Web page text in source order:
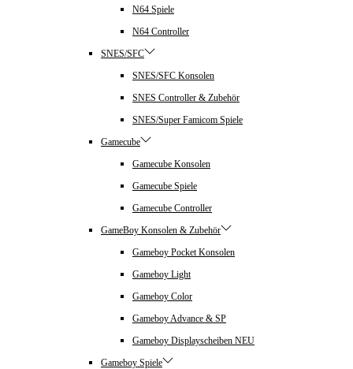
N64 Spiele
N64 Controller
SNES/SFC
SNES/SFC Konsolen
SNES Controller & Zubehör
SNES/Super Famicom Spiele
Gamecube
Gamecube Konsolen
Gamecube Spiele
Gamecube Controller
GameBoy Konsolen & Zubehör
Gameboy Pocket Konsolen
Gameboy Light
Gameboy Color
Gameboy Advance & SP
Gameboy Displayscheiben NEU
Gameboy Spiele